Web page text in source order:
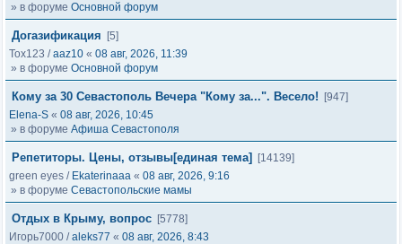
» в форуме Основной форум
Догазификация
[5]
Tox123 /aaz10 « 08 авг, 2026, 11:39
» в форуме Основной форум
Кому за 30 Севастополь Вечера "Кому за...". Весело!
[947]
Elena-S « 08 авг, 2026, 10:45
» в форуме Афиша Севастополя
Репетиторы. Цены, отзывы[единая тема]
[14139]
green eyes / Ekaterinaaa « 08 авг, 2026, 9:16
» в форуме Севастопольские мамы
Отдых в Крыму, вопрос [5778]
Игорь7000 /aleks77 « 08 авг, 2026, 8:43